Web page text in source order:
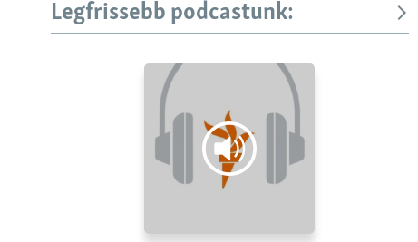
Legfrissebb podcastunk: